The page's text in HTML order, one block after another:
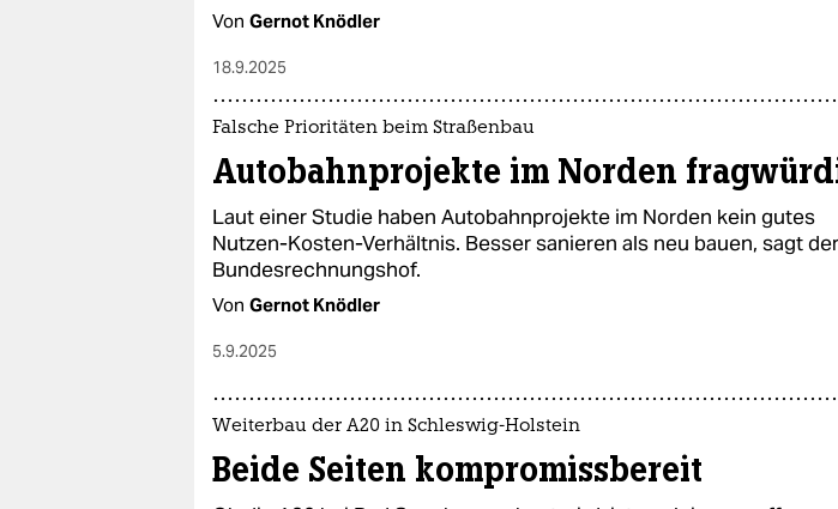
Von Gernot Knödler
18.9.2025
Falsche Prioritäten beim Straßenbau
Autobahnprojekte im Norden
Laut einer Studie haben Autobahnprojekte im Norden kein gutes
Nutzen-Kosten-Verhältnis. Besser sanieren als neu bauen, sagt der
Bundesrechnungshof.
Von Gernot Knödler
5.9.2025
Weiterbau der A20 in Schleswig-Holstein
Beide Seiten kompromissbereit